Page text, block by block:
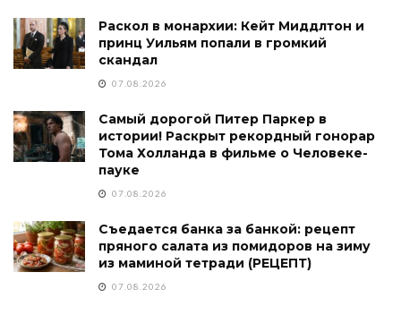
Раскол в монархии: Кейт Миддлтон и
принц Уильям попали в громкий
скандал
07.08.2026
Самый дорогой Питер Паркер в
истории! Раскрыт рекордный гонорар
Тома Холланда в фильме о Человеке-
пауке
07.08.2026
Съедается банка за банкой: рецепт
пряного салата из помидоров на зиму
из маминой тетради (РЕЦЕПТ)
07.08.2026